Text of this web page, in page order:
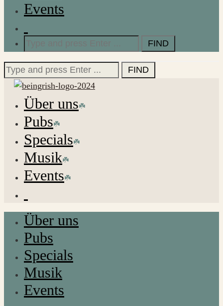
Events
for:
Search
for:
Über uns
Pubs
Specials
Musik
Events
Über uns
Pubs
Specials
Musik
Events